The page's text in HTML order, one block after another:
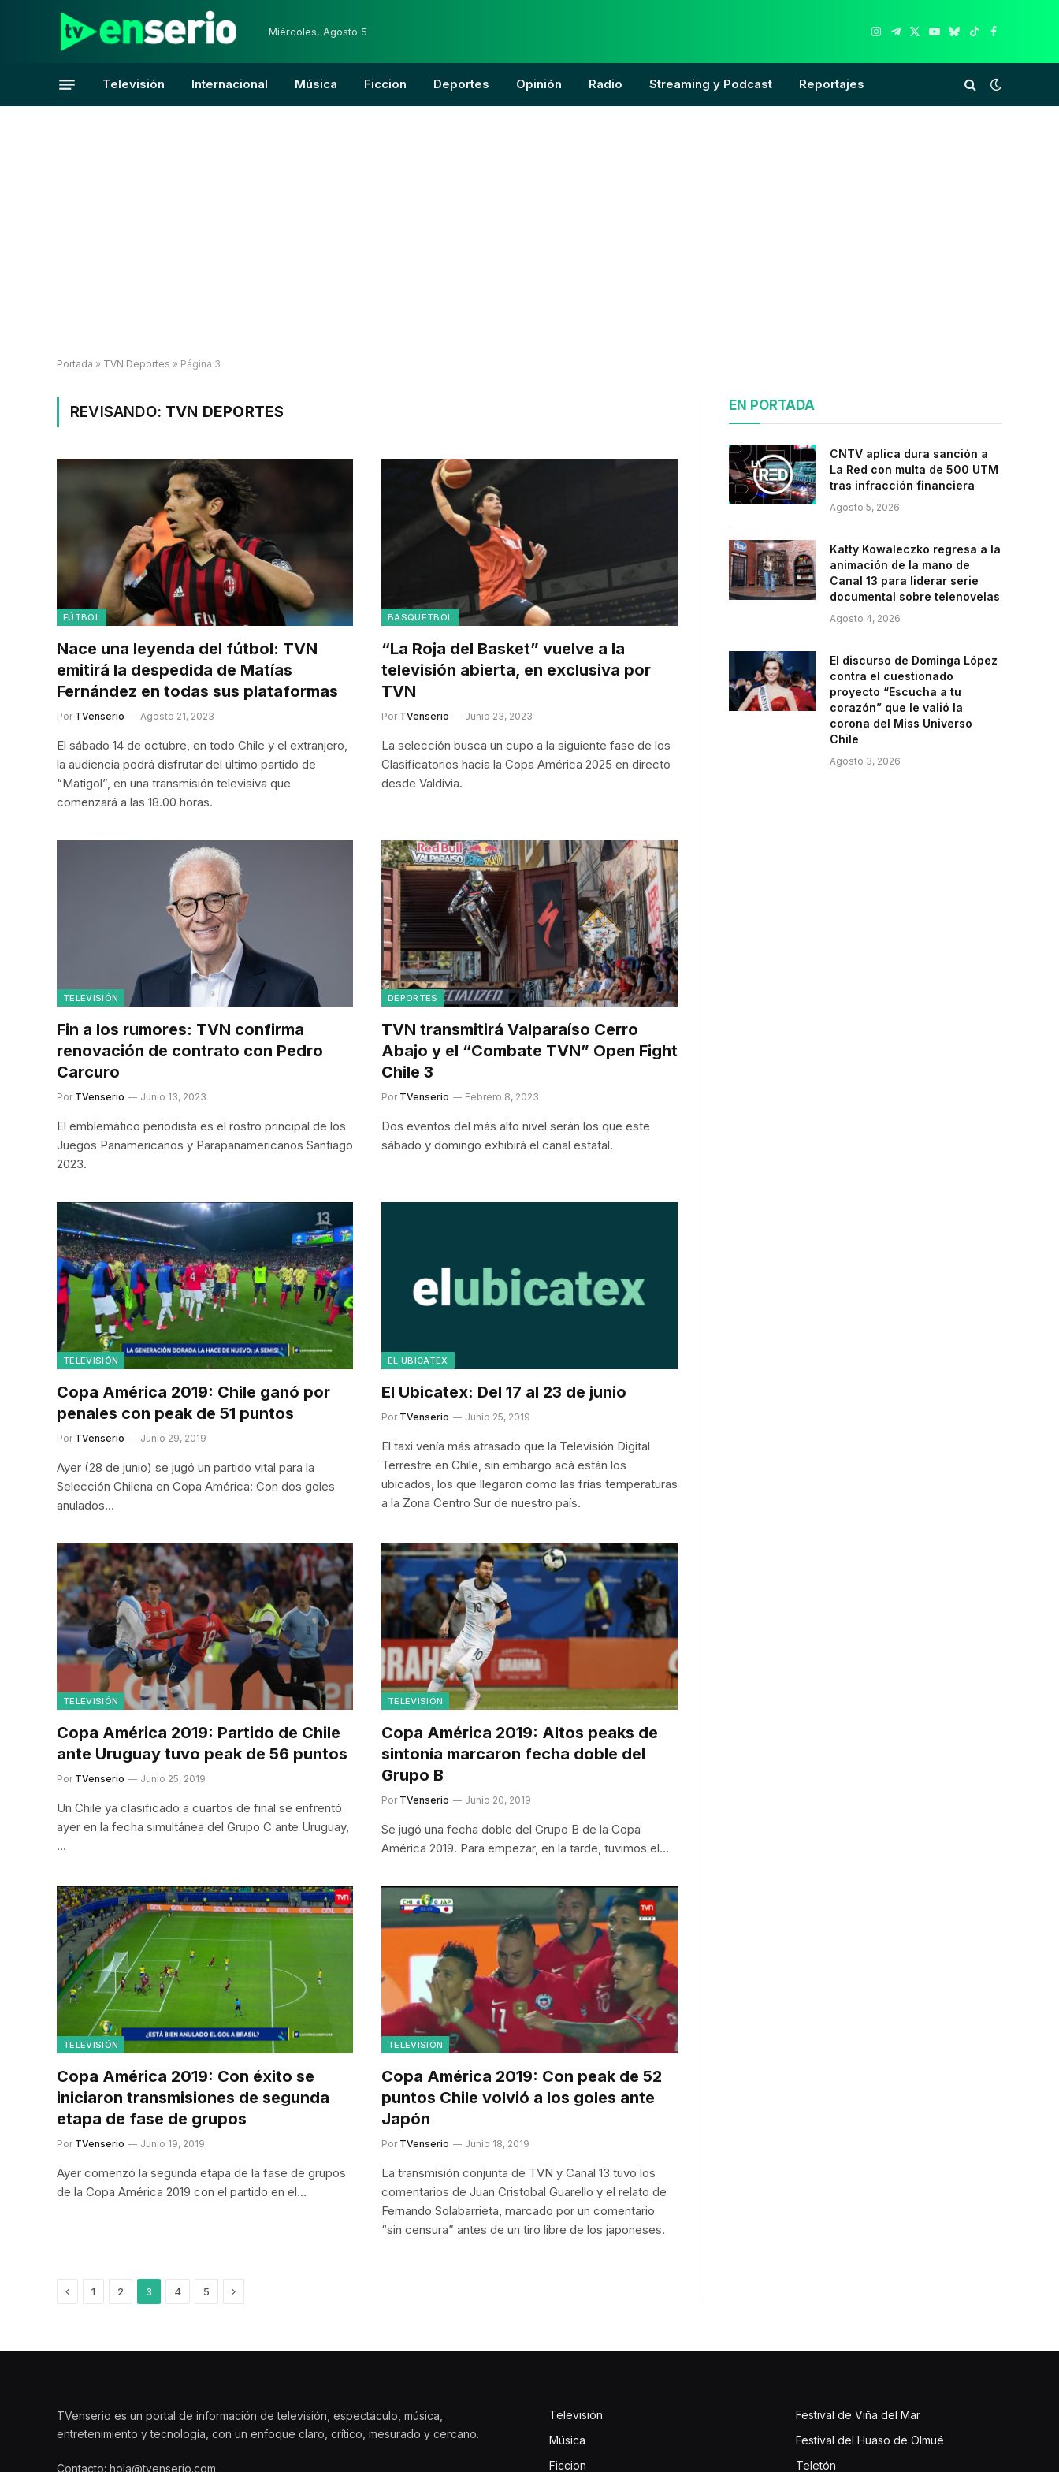
Miércoles, Agosto 5
Instagram
Telegram
X
YouTube
Bluesky
TikTokFacebook
Televisión Internacional Música Ficcion Deportes Opinión Radio Streaming y Podcast Reportajes
Portada » TVN Deportes » Página 3
REVISANDO: TVN DEPORTES
FÚTBOL
Nace una leyenda del fútbol: TVN
emitirá la despedida de Matías
Fernández en todas sus plataformas
Por TVenserio Agosto 21, 2023
El sábado 14 de octubre, en todo Chile y el extranjero,
la audiencia podrá disfrutar del último partido de
“Matigol”, en una transmisión televisiva que
comenzará a las 18.00 horas.
BASQUETBOL
“La Roja del Basket” vuelve a la
televisión abierta, en exclusiva por
TVN
Por TVenserio Junio 23, 2023
La selección busca un cupo a la siguiente fase de los
Clasificatorios hacia la Copa América 2025 en directo
desde Valdivia.
TELEVISIÓN
Fin a los rumores: TVN confirma
renovación de contrato con Pedro
Carcuro
Por TVenserio Junio 13, 2023
El emblemático periodista es el rostro principal de los
Juegos Panamericanos y Parapanamericanos Santiago
2023.
DEPORTES
TVN transmitirá Valparaíso Cerro
Abajo y el “Combate TVN” Open Fight
Chile 3
Por TVenserio Febrero 8, 2023
Dos eventos del más alto nivel serán los que este
sábado y domingo exhibirá el canal estatal.
TELEVISIÓN
Copa América 2019: Chile ganó por
penales con peak de 51 puntos
Por TVenserio Junio 29, 2019
Ayer (28 de junio) se jugó un partido vital para la
Selección Chilena en Copa América: Con dos goles
anulados…
EL UBICATEX
El Ubicatex: Del 17 al 23 de junio
Por TVenserio Junio 25, 2019
El taxi venía más atrasado que la Televisión Digital
Terrestre en Chile, sin embargo acá están los
ubicados, los que llegaron como las frías temperaturas
a la Zona Centro Sur de nuestro país.
TELEVISIÓN
Copa América 2019: Partido de Chile
ante Uruguay tuvo peak de 56 puntos
Por TVenserio Junio 25, 2019
Un Chile ya clasificado a cuartos de final se enfrentó
ayer en la fecha simultánea del Grupo C ante Uruguay,
…
TELEVISIÓN
Copa América 2019: Altos peaks de
sintonía marcaron fecha doble del
Grupo B
Por TVenserio Junio 20, 2019
Se jugó una fecha doble del Grupo B de la Copa
América 2019. Para empezar, en la tarde, tuvimos el…
TELEVISIÓN
Copa América 2019: Con éxito se
iniciaron transmisiones de segunda
etapa de fase de grupos
Por TVenserio Junio 19, 2019
Ayer comenzó la segunda etapa de la fase de grupos
de la Copa América 2019 con el partido en el…
TELEVISIÓN
Copa América 2019: Con peak de 52
puntos Chile volvió a los goles ante
Japón
Por TVenserio Junio 18, 2019
La transmisión conjunta de TVN y Canal 13 tuvo los
comentarios de Juan Cristobal Guarello y el relato de
Fernando Solabarrieta, marcado por un comentario
“sin censura” antes de un tiro libre de los japoneses.
Previous
1 2 3 4 5 Siguiente
EN PORTADA
CNTV aplica dura sanción a
La Red con multa de 500 UTM
tras infracción financiera
Agosto 5, 2026
Katty Kowaleczko regresa a la
animación de la mano de
Canal 13 para liderar serie
documental sobre telenovelas
Agosto 4, 2026
El discurso de Dominga López
contra el cuestionado
proyecto “Escucha a tu
corazón” que le valió la
corona del Miss Universo
Chile
Agosto 3, 2026
TVenserio es un portal de información de televisión, espectáculo, música,
entretenimiento y tecnología, con un enfoque claro, crítico, mesurado y cercano.
Contacto: hola@tvenserio.com
Televisión
Música
Ficcion
Festival de Viña del Mar
Festival del Huaso de Olmué
Teletón